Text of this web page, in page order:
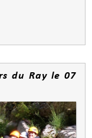
du Ray le 07